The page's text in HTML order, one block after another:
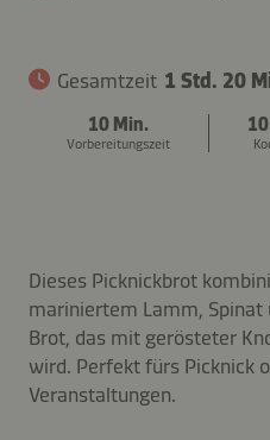
Gesamtzeit 1 Std. 20
10 Min.
Vorbereitungszeit
Dieses Picknickbrot
mariniertem Lamm, Spinat
Brot, das mit gerösteter
wird. Perfekt fürs Picknick
Veranstaltungen.